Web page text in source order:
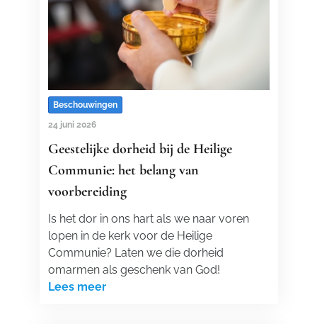
Beschouwingen
24 juni 2026
Geestelijke dorheid bij de Heilige
Communie: het belang van
voorbereiding
Is het dor in ons hart als we naar voren
lopen in de kerk voor de Heilige
Communie? Laten we die dorheid
omarmen als geschenk van God!
Lees meer